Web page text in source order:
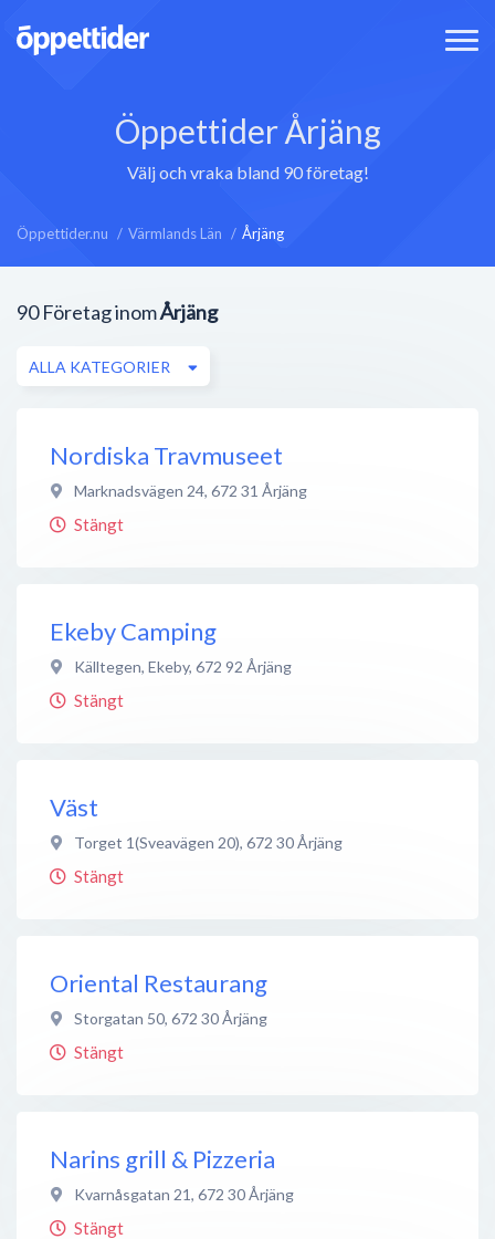
Öppettider Årjäng
Välj och vraka bland 90 företag!
Öppettider.nu Värmlands Län Årjäng
90 Företag inomÅrjäng
ALLA KATEGORIER
Nordiska Travmuseet
Marknadsvägen 24, 672 31 Årjäng
Stängt
Ekeby Camping
Källtegen, Ekeby, 672 92 Årjäng
Stängt
Väst
Torget 1(Sveavägen 20), 672 30Årjäng
Stängt
Oriental Restaurang
Storgatan 50, 672 30Årjäng
Stängt
Narins grill & Pizzeria
Kvarnåsgatan 21, 672 30Årjäng
Stängt